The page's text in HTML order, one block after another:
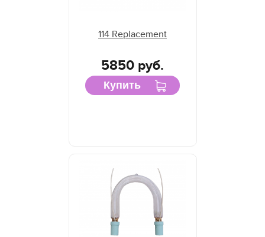
114 Replacement
5850 руб.
Купить